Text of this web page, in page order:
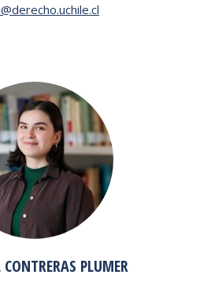
PLUMER